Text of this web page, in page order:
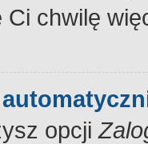
chwilę
opcji